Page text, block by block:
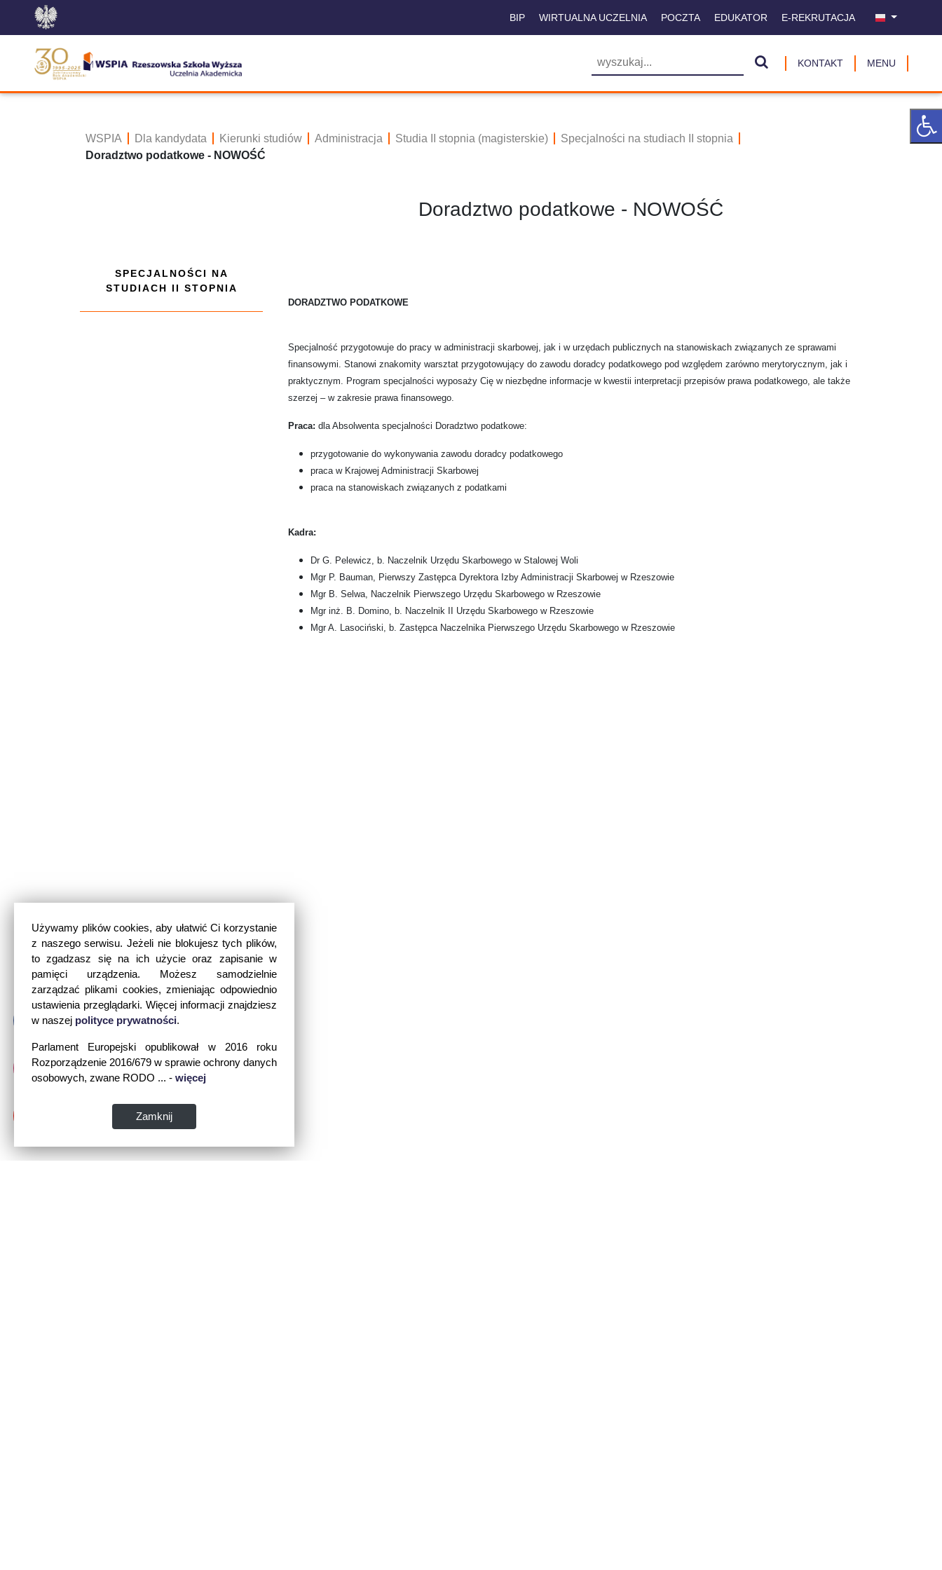
Używamy plików cookies, aby ułatwić Ci korzystanie
z naszego serwisu. Jeżeli nie blokujesz tych plików,
to zgadzasz się na ich użycie oraz zapisanie w
pamięci urządzenia. Możesz samodzielnie
zarządzać plikami cookies, zmieniając odpowiednio
ustawienia przeglądarki. Więcej informacji znajdziesz
w naszej polityce prywatności.
Parlament Europejski opublikował w 2016 roku
Rozporządzenie 2016/679 w sprawie ochrony danych
osobowych, zwane RODO ... - więcej
Zamknij
BIP WIRTUALNA UCZELNIA POCZTA EDUKATOR E-REKRUTACJA
KONTAKT MENU
WSPIA Dla kandydata Kierunki studiów Administracja Studia II stopnia (magisterskie)
Specjalności na studiach II stopnia
Doradztwo podatkowe - NOWOŚĆ
SPECJALNOŚCI NA
STUDIACH II STOPNIA
Doradztwo podatkowe - NOWOŚĆ
DORADZTWO PODATKOWE
Specjalność przygotowuje do pracy w administracji skarbowej, jak i w urzędach publicznych na stanowiskach związanych ze sprawami
finansowymi. Stanowi znakomity warsztat przygotowujący do zawodu doradcy podatkowego pod względem zarówno merytorycznym, jak i
praktycznym. Program specjalności wyposaży Cię w niezbędne informacje w kwestii interpretacji przepisów prawa podatkowego, ale także
szerzej – w zakresie prawa finansowego.
Praca: dla Absolwenta specjalności Doradztwo podatkowe:
przygotowanie do wykonywania zawodu doradcy podatkowego
praca w Krajowej Administracji Skarbowej
praca na stanowiskach związanych z podatkami
Kadra:
Dr G. Pelewicz, b. Naczelnik Urzędu Skarbowego w Stalowej Woli
Mgr P. Bauman, Pierwszy Zastępca Dyrektora Izby Administracji Skarbowej w Rzeszowie
Mgr B. Selwa, Naczelnik Pierwszego Urzędu Skarbowego w Rzeszowie
Mgr inż. B. Domino, b. Naczelnik II Urzędu Skarbowego w Rzeszowie
Mgr A. Lasociński, b. Zastępca Naczelnika Pierwszego Urzędu Skarbowego w Rzeszowie